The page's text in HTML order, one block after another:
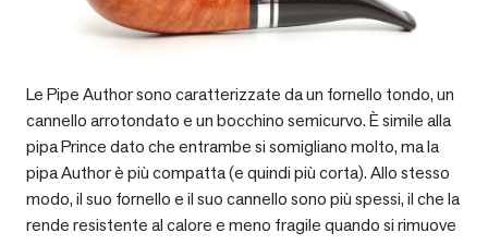
Le Pipe Author sono caratterizzate da un fornello tondo, un
cannello arrotondato e un bocchino semicurvo. È simile alla
pipa Prince dato che entrambe si somigliano molto, ma la
pipa Author è più compatta (e quindi più corta). Allo stesso
modo, il suo fornello e il suo cannello sono più spessi, il che la
rende resistente al calore e meno fragile quando si rimuove